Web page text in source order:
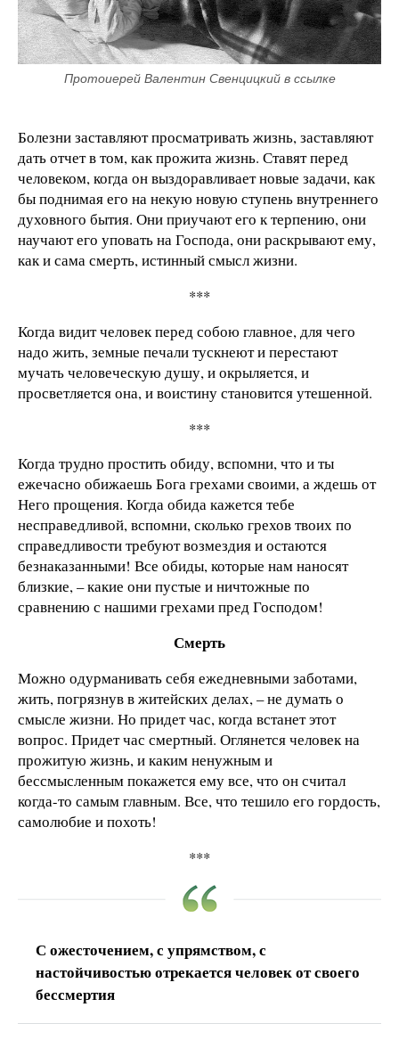
Протоиерей Валентин Свенцицкий в ссылке
Болезни заставляют просматривать жизнь, заставляют
дать отчет в том, как прожита жизнь. Ставят перед
человеком, когда он выздоравливает новые задачи, как
бы поднимая его на некую новую ступень внутреннего
духовного бытия. Они приучают его к терпению, они
научают его уповать на Господа, они раскрывают ему,
как и сама смерть, истинный смысл жизни.
***
Когда видит человек перед собою главное, для чего
надо жить, земные печали тускнеют и перестают
мучать человеческую душу, и окрыляется, и
просветляется она, и воистину становится утешенной.
***
Когда трудно простить обиду, вспомни, что и ты
ежечасно обижаешь Бога грехами своими, а ждешь от
Него прощения. Когда обида кажется тебе
несправедливой, вспомни, сколько грехов твоих по
справедливости требуют возмездия и остаются
безнаказанными! Все обиды, которые нам наносят
близкие, – какие они пустые и ничтожные по
сравнению с нашими грехами пред Господом!
Смерть
Можно одурманивать себя ежедневными заботами,
жить, погрязнув в житейских делах, – не думать о
смысле жизни. Но придет час, когда встанет этот
вопрос. Придет час смертный. Оглянется человек на
прожитую жизнь, и каким ненужным и
бессмысленным покажется ему все, что он считал
когда-то самым главным. Все, что тешило его гордость,
самолюбие и похоть!
***
С ожесточением, с упрямством, с
настойчивостью отрекается человек от своего
бессмертия